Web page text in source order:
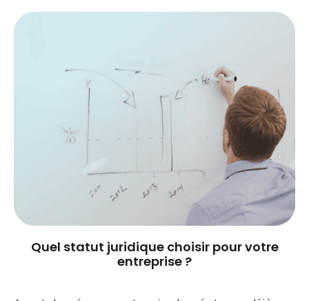
France, comme le plus grand rassemblement de
professionnels du chiffre avec plus de 6 000
Quel statut juridique choisir pour votre
entreprise ?